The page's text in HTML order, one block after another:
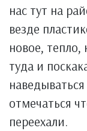
нас тут на
везде
новое,
туда и
отмечаться
переехали.